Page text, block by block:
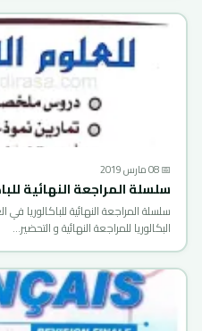
📅 08 مارس 2019
سلسلة المراجعة النهائية
سلسلة المراجعة النهائية للباكالوريا
البكالوريا للمراجعة النهائية و التحضير…